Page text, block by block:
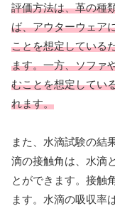
評価方法は、革の種
ば、アウターウェア
ことを想定している
ます。一方、ソファ
むことを想定してい
れます。
また、水滴試験の結
滴の接触角は、水滴
とができます。接触
ます。水滴の吸収率